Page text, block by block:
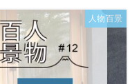
人物百景